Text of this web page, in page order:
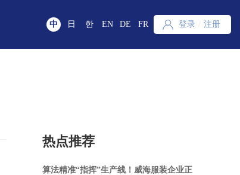
中 日 한 EN DE FR 登录 / 注册
热点推荐
算法精准“指挥”生产线！威海服装企业正